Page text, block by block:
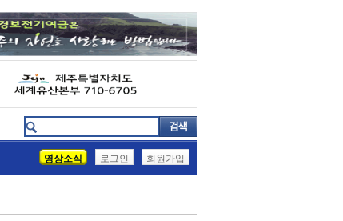
영상소식 로그인 회원가입